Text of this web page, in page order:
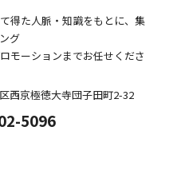
得た人脈・知識をもとに、集
グ
モーションまでお任せくださ
西京極徳大寺団子田町2-32
5096